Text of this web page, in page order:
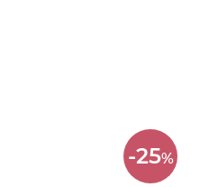
-25%